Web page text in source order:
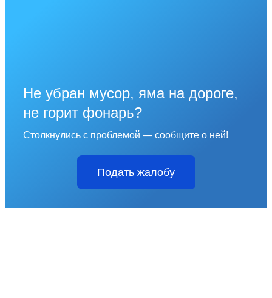
Не убран мусор, яма на дороге,
не горит фонарь?
Столкнулись с проблемой — сообщите о ней!
Подать жалобу